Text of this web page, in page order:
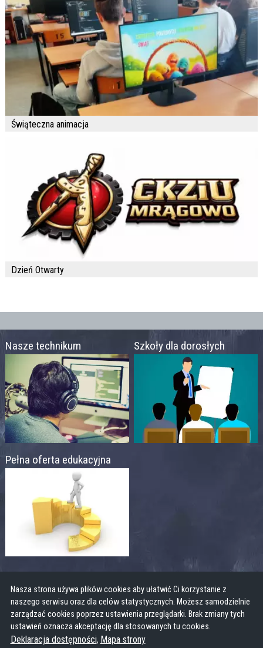
Świąteczna animacja
Dzień Otwarty
Nasze technikum Szkoły dla dorosłych
Pełna oferta edukacyjna
Nasza strona używa plików cookies aby ułatwić Ci korzystanie z
naszego serwisu oraz dla celów statystycznych. Możesz samodzielnie
zarządzać cookies poprzez ustawienia przeglądarki. Brak zmiany tych
ustawień oznacza akceptację dla stosowanych tu cookies.
Deklaracja dostępności, Mapa strony